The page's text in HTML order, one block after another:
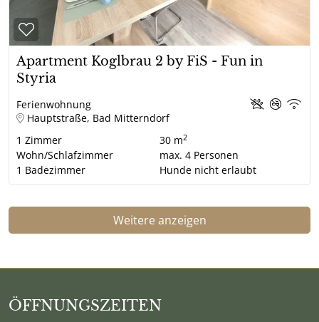
Apartment Koglbrau 2 by FiS - Fun in
Styria
Ferienwohnung
Hauptstraße, Bad Mitterndorf
1 Zimmer
Wohn/Schlafzimmer
1 Badezimmer
30 m2
max. 4 Personen
Hunde nicht erlaubt
Weitere anzeigen
ÖFFNUNGSZEITEN